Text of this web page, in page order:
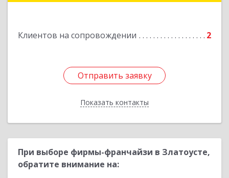
Клиентов на сопровождении 2
Отправить заявку
Показать контакты
Отправить заявку
Назад
При выборе фирмы-франчайзи в Златоусте,
обратите внимание на: